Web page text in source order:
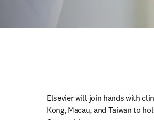
Elsevier will join hands with
Kong, Macau, and Taiwan to